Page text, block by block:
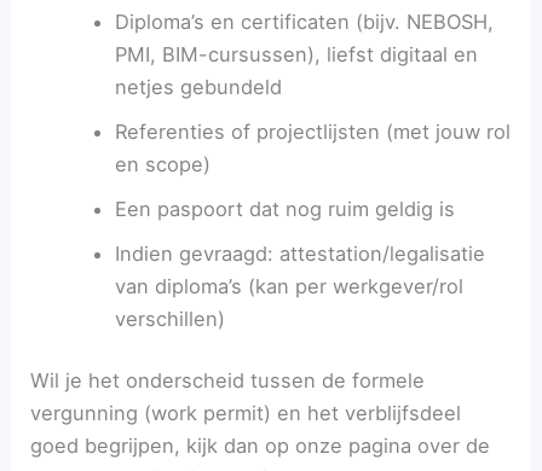
Diploma’s en certificaten (bijv. NEBOSH,
PMI, BIM-cursussen), liefst digitaal en
netjes gebundeld
Referenties of projectlijsten (met jouw rol
en scope)
Een paspoort dat nog ruim geldig is
Indien gevraagd: attestation/legalisatie
van diploma’s (kan per werkgever/rol
verschillen)
Wil je het onderscheid tussen de formele
vergunning (work permit) en het verblijfsdeel
goed begrijpen, kijk dan op onze pagina over de